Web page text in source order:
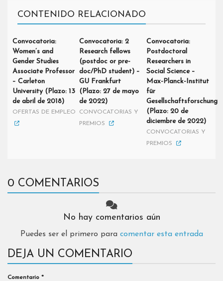
CONTENIDO RELACIONADO
Convocatoria:
Women’s and
Gender Studies
Associate Professor
– Carleton
University (Plazo: 13
de abril de 2018)
OFERTAS DE EMPLEO
Convocatoria: 2
Research fellows
(postdoc or pre-
doc/PhD student) –
GU Frankfurt
(Plazo: 27 de mayo
de 2022)
CONVOCATORIAS Y
PREMIOS
Convocatoria:
Postdoctoral
Researchers in
Social Science –
Max-Planck-Institut
für
Gesellschaftsforschung
(Plazo: 20 de
diciembre de 2022)
CONVOCATORIAS Y
PREMIOS
0 COMENTARIOS
No hay comentarios aún
Puedes ser el primero para comentar esta entrada
DEJA UN COMENTARIO
Comentario *